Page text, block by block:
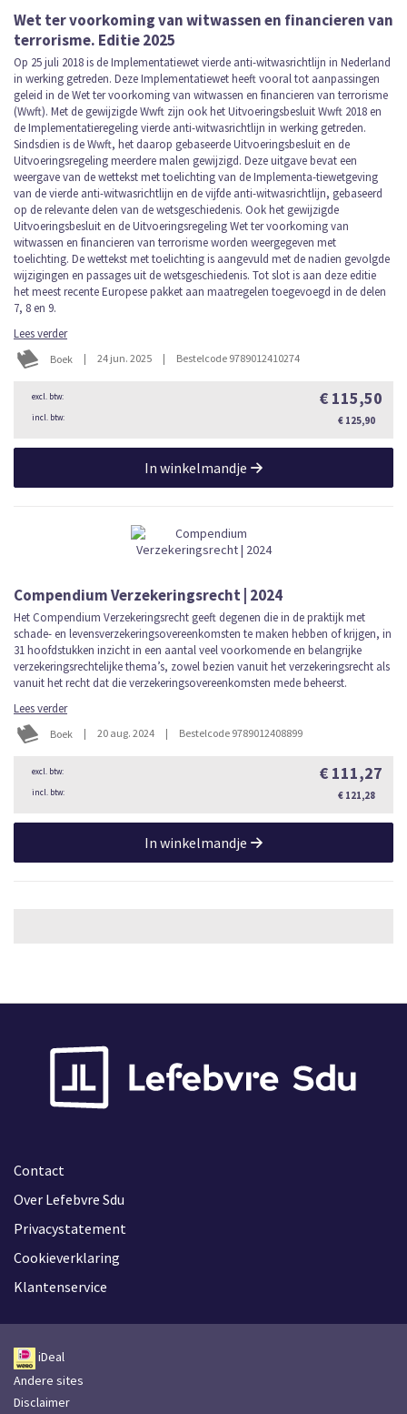
Wet ter voorkoming van witwassen en financieren van
terrorisme. Editie 2025
Op 25 juli 2018 is de Implementatiewet vierde anti-witwasrichtlijn in Nederland
in werking getreden. Deze Implementatiewet heeft vooral tot aanpassingen
geleid in de Wet ter voorkoming van witwassen en financieren van terrorisme
(Wwft). Met de gewijzigde Wwft zijn ook het Uitvoeringsbesluit Wwft 2018 en
de Implementatieregeling vierde anti-witwasrichtlijn in werking getreden.
Sindsdien is de Wwft, het daarop gebaseerde Uitvoeringsbesluit en de
Uitvoeringsregeling meerdere malen gewijzigd. Deze uitgave bevat een
weergave van de wettekst met toelichting van de Implementa-tiewetgeving
van de vierde anti-witwasrichtlijn en de vijfde anti-witwasrichtlijn, gebaseerd
op de relevante delen van de wetsgeschiedenis. Ook het gewijzigde
Uitvoeringsbesluit en de Uitvoeringsregeling Wet ter voorkoming van
witwassen en financieren van terrorisme worden weergegeven met
toelichting. De wettekst met toelichting is aangevuld met de nadien gevolgde
wijzigingen en passages uit de wetsgeschiedenis. Tot slot is aan deze editie
het meest recente Europese pakket aan maatregelen toegevoegd in de delen
7, 8 en 9.
Lees verder
Boek | 24 jun. 2025 | Bestelcode 9789012410274
€ 115,50
€ 125,90
In winkelmandje
Compendium Verzekeringsrecht | 2024
Het Compendium Verzekeringsrecht geeft degenen die in de praktijk met
schade- en levensverzekeringsovereenkomsten te maken hebben of krijgen, in
31 hoofdstukken inzicht in een aantal veel voorkomende en belangrijke
verzekeringsrechtelijke thema’s, zowel bezien vanuit het verzekeringsrecht als
vanuit het recht dat die verzekeringsovereenkomsten mede beheerst.
Lees verder
Boek | 20 aug. 2024 | Bestelcode 9789012408899
€ 111,27
€ 121,28
In winkelmandje
Contact
Over Lefebvre Sdu
Privacystatement
Cookieverklaring
Klantenservice
iDeal
Andere sites
Disclaimer